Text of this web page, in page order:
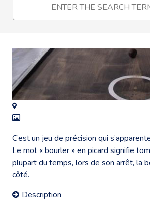
C’est un jeu de précision qui
Le mot « bourler » en picard signifie
plupart du temps, lors de son arrêt, la
côté.
Description